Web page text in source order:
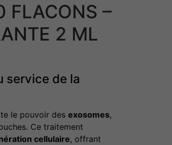
FLACONS –
2 ML
service de la
le pouvoir des exosomes,
Ce traitement
cellulaire, offrant